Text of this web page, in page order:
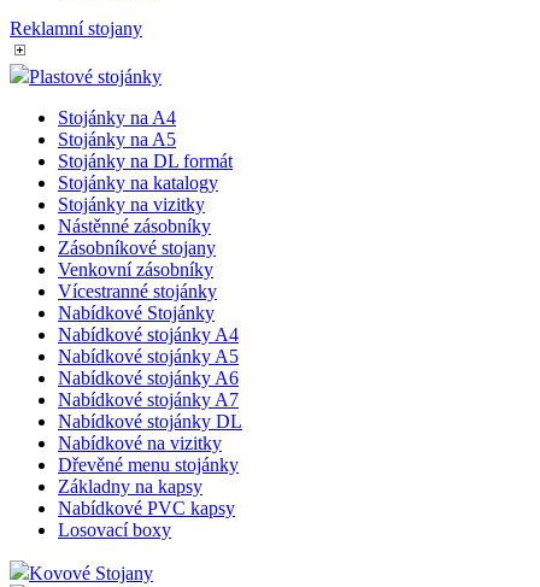
Reklamní stojany
Plastové stojánky
Stojánky na A4
Stojánky na A5
Stojánky na DL formát
Stojánky na katalogy
Stojánky na vizitky
Nástěnné zásobníky
Zásobníkové stojany
Venkovní zásobníky
Vícestranné stojánky
Nabídkové Stojánky
Nabídkové stojánky A4
Nabídkové stojánky A5
Nabídkové stojánky A6
Nabídkové stojánky A7
Nabídkové stojánky DL
Nabídkové na vizitky
Dřevěné menu stojánky
Základny na kapsy
Nabídkové PVC kapsy
Losovací boxy
Kovové Stojany